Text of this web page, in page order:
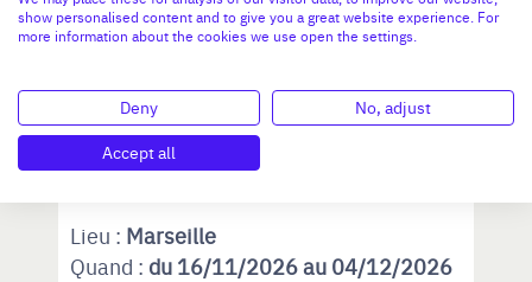
Lieu : Marseille
Quand : du 16/11/2026 au 04/12/2026
show personalised content and to give you a great website experience. For
more information about the cookies we use open the settings.
Deny
No, adjust
Accept all